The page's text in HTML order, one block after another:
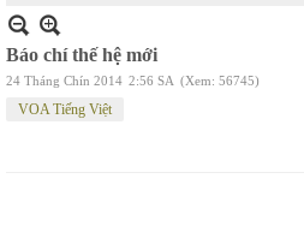
Báo chí thế hệ mới
24 Tháng Chín 2014 2:56 SA (Xem: 56745)
VOA Tiếng Việt